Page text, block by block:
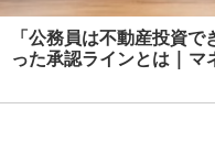
「公務員は不動産投資
った承認ラインとは | マ